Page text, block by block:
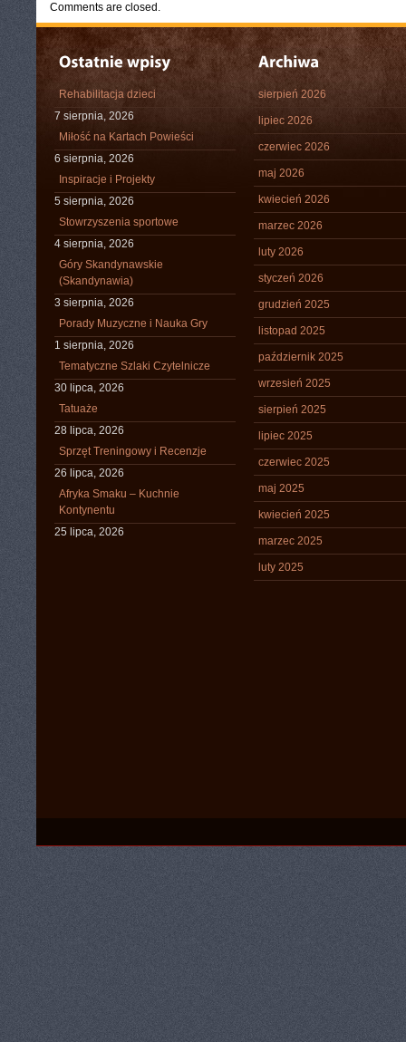
Comments are closed.
Rehabilitacja dzieci
7 sierpnia, 2026
Miłość na Kartach Powieści
6 sierpnia, 2026
Inspiracje i Projekty
5 sierpnia, 2026
Stowrzyszenia sportowe
4 sierpnia, 2026
Góry Skandynawskie
(Skandynawia)
3 sierpnia, 2026
Porady Muzyczne i Nauka Gry
1 sierpnia, 2026
Tematyczne Szlaki Czytelnicze
30 lipca, 2026
Tatuaże
28 lipca, 2026
Sprzęt Treningowy i Recenzje
26 lipca, 2026
Afryka Smaku – Kuchnie
Kontynentu
25 lipca, 2026
sierpień 2026
lipiec 2026
czerwiec 2026
maj 2026
kwiecień 2026
marzec 2026
luty 2026
styczeń 2026
grudzień 2025
listopad 2025
październik 2025
wrzesień 2025
sierpień 2025
lipiec 2025
czerwiec 2025
maj 2025
kwiecień 2025
marzec 2025
luty 2025